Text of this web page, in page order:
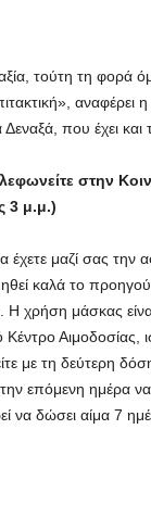
αξία, τούτη τη
αναφέρει
που έχει
στην
3 μ.μ.)
έχετε μαζί σας
καλά το
Η χρήση μάσκας
Αιμοδοσίας,
με τη δεύτερη
επόμενη ημέρα
να δώσει αίμα 7